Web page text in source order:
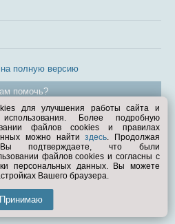
на полную версию
помочь?
1998—2026
для улучшения работы сайта и
Более подробную
файлов cookies и правилах
можно найтиздесь. Продолжая
Вы подтверждаете, что были
файлов cookies и согласны с
персональных данных. Вы можете
Вашего браузера.
Принимаю